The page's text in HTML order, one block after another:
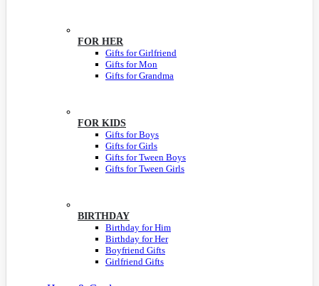
FOR HER
Gifts for Girlfriend
Gifts for Mon
Gifts for Grandma
FOR KIDS
Gifts for Boys
Gifts for Girls
Gifts for Tween Boys
Gifts for Tween Girls
BIRTHDAY
Birthday for Him
Birthday for Her
Boyfriend Gifts
Girlfriend Gifts